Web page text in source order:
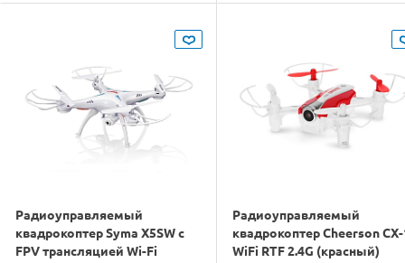
Радиоуправляемый
квадрокоптер Syma X5SW с
FPV трансляцией Wi-Fi
Радиоуправляемый
квадрокоптер Cheerson
WiFi RTF 2.4G (красный)